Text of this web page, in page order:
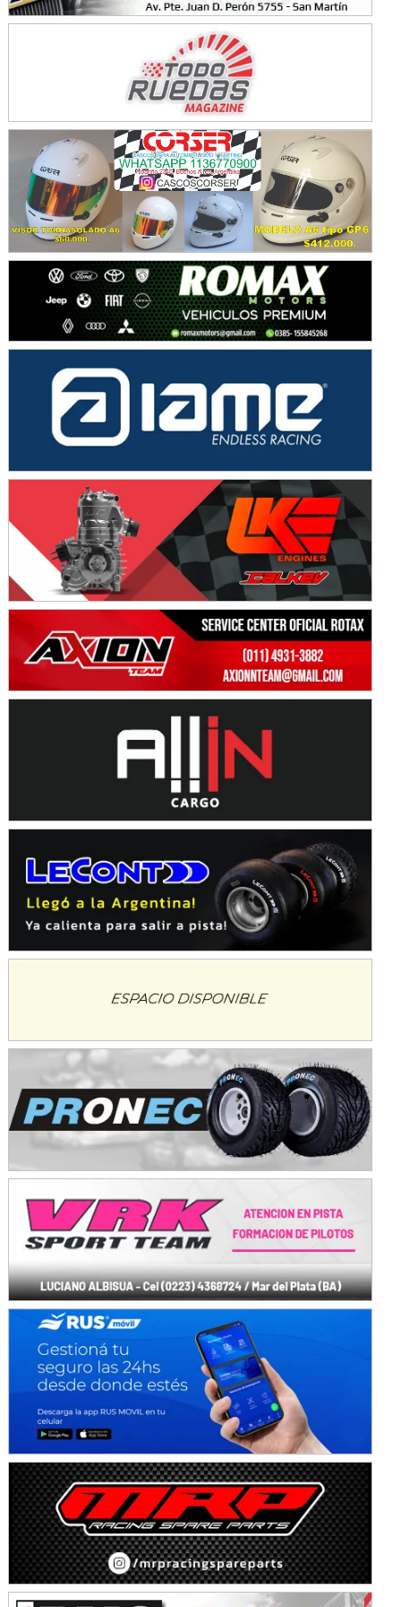
Ciudad de Trenque Lauquen (Asfalto)
Trenque Lauquen (Buenos Aires)
ENTRERRIANO - F6 (POSTERGADA)
Villaguay (Entre Ríos)
VICTORIENSE - F7
El Cerro (Tierra)
Victoria (Entre Ríos)
PATAGONICO - F6
Moto Club Reginense (Tierra)
Gral. E. Godoy (Río Negro)
CSK - F7
Juventud Unida (Tierra)
Humboldt (Santa Fe)
NORESTE SANTAFESINO - F6
Ciudad de Avellaneda (Asfalto)
Avellaneda (Santa Fe)
SUR SANTAFESINO - F4
Rufino (Santa Fe)
TUCUMANO - F5
Juan Navarro (Asfalto)
El Timbó (Tucumán)